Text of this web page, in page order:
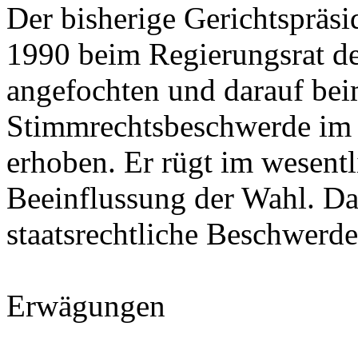
Der bisherige
1990 beim Regierungsrat
angefochten und darauf
Stimmrechtsbeschwerde
erhoben. Er rügt im
Beeinflussung der Wahl.
staatsrechtliche
Erwägungen